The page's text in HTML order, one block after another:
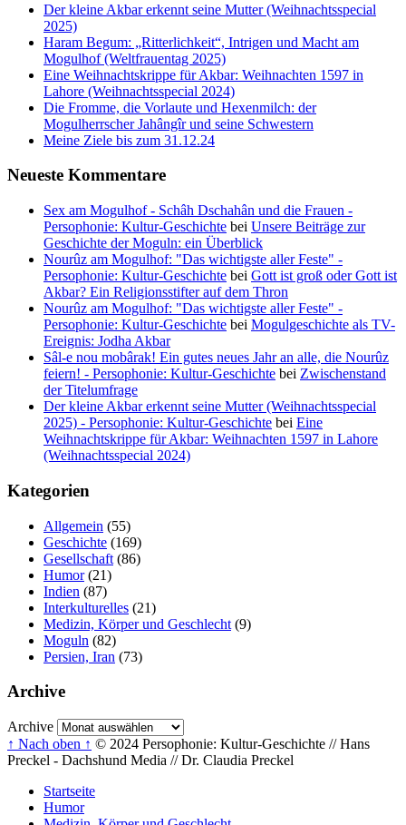
Der kleine Akbar erkennt seine Mutter (Weihnachtsspecial
2025)
Haram Begum: „Ritterlichkeit“, Intrigen und Macht am
Mogulhof (Weltfrauentag 2025)
Eine Weihnachtskrippe für Akbar: Weihnachten 1597 in
Lahore (Weihnachtsspecial 2024)
Die Fromme, die Vorlaute und Hexenmilch: der
Mogulherrscher Jahângîr und seine Schwestern
Meine Ziele bis zum 31.12.24
Neueste Kommentare
Sex am Mogulhof - Schâh Dschahân und die Frauen -
Persophonie: Kultur-Geschichte bei Unsere Beiträge zur
Geschichte der Moguln: ein Überblick
Nourûz am Mogulhof: "Das wichtigste aller Feste" -
Persophonie: Kultur-Geschichte bei Gott ist groß oder Gott ist
Akbar? Ein Religionsstifter auf dem Thron
Nourûz am Mogulhof: "Das wichtigste aller Feste" -
Persophonie: Kultur-Geschichte bei Mogulgeschichte als TV-
Ereignis: Jodha Akbar
Sâl-e nou mobârak! Ein gutes neues Jahr an alle, die Nourûz
feiern! - Persophonie: Kultur-Geschichte bei Zwischenstand
der Titelumfrage
Der kleine Akbar erkennt seine Mutter (Weihnachtsspecial
2025) - Persophonie: Kultur-Geschichte bei Eine
Weihnachtskrippe für Akbar: Weihnachten 1597 in Lahore
(Weihnachtsspecial 2024)
Kategorien
Allgemein (55)
Geschichte (169)
Gesellschaft (86)
Humor(21)
Indien (87)
Interkulturelles (21)
Medizin, Körper und Geschlecht (9)
Moguln (82)
Persien, Iran (73)
Archive
Archive
↑ Nach oben ↑ © 2024 Persophonie: Kultur-Geschichte // Hans
Preckel - Dachshund Media // Dr. Claudia Preckel
Startseite
Humor